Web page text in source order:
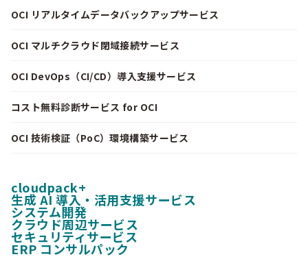
OCI リアルタイムデータバックアップサービス
OCI マルチクラウド閉域接続サービス
OCI DevOps（CI/CD）導入支援サービス
コスト無料診断サービス for OCI
OCI 技術検証（PoC）環境構築サービス
cloudpack+
生成 AI 導入・活用支援サービス
システム開発
クラウド周辺サービス
セキュリティサービス
ERP コンサルパック